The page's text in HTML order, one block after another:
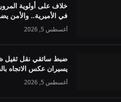
خلاف على أولوية المرور
في الأميرية.. والأمن
أغسطس 5, 2026
ضبط سائقي نقل ثقيل
يسيران عكس الاتجاه
أغسطس 5, 2026